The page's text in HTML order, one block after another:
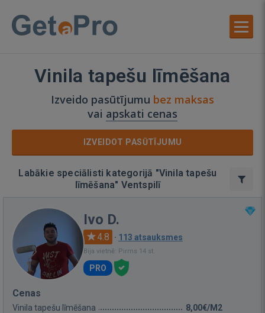
Vinila tapešu līmēšana
Izveido pasūtījumu bez maksas
vai apskati cenas
IZVEIDOT PASŪTĪJUMU
Labākie speciālisti kategorijā "Vinila tapešu
līmēšana" Ventspilī
Ivo D.
4.8 · 113 atsauksmes
Bija vietnē: Pirms 14 st.
PRO
Cenas
Vinila tapešu līmēšana 8,00€/M2